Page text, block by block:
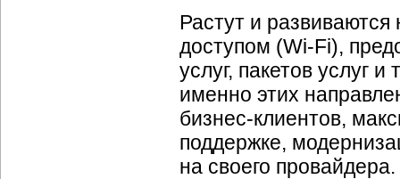
Растут и
доступом (Wi-Fi),
услуг, пакетов услуг
именно этих
бизнес-клиентов,
поддержке,
на своего провайдера.